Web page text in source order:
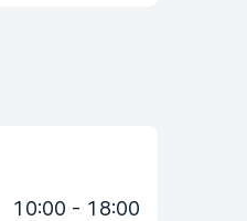
10:00 - 18:00